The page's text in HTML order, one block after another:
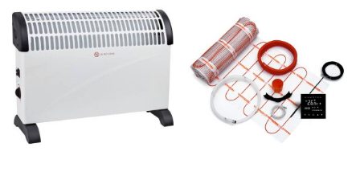
SZYBKI
PODGLĄD
SZYBKI
PODGLĄD